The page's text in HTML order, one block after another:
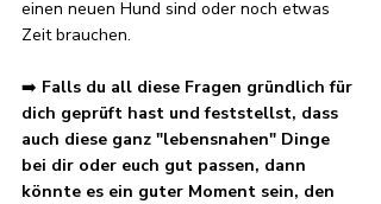
einen neuen Hund sind oder noch etwas
Zeit brauchen.
➡️ Falls du all diese Fragen gründlich für
dich geprüft hast und feststellst, dass
auch diese ganz "lebensnahen" Dinge
bei dir oder euch gut passen, dann
könnte es ein guter Moment sein, den